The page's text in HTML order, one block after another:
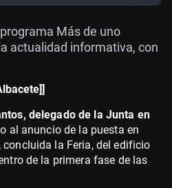
Más de uno
actualidad informativa, con
delegado de la Junta en
al anuncio de la puesta en
concluida la Feria, del edificio
de la primera fase de las